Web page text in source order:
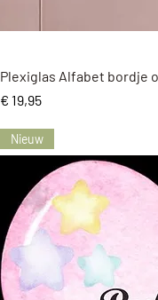
Plexiglas Alfabet bordje
Prijs
€ 19,95
Nieuw